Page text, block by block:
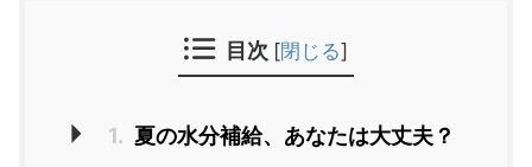
目次 [閉じる]
1. 夏の水分補給、あなたは大丈夫？